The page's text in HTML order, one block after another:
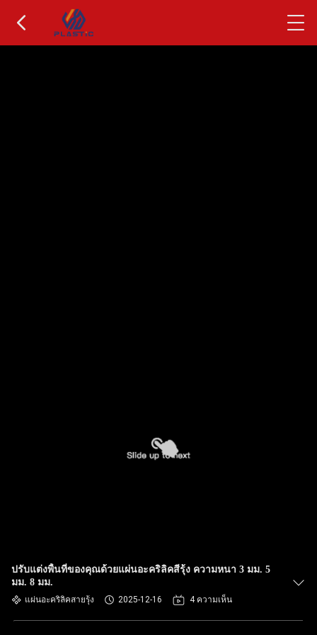
ปรับแต่งพื้นที่ของคุณด้วยแผ่นอะคริลิคสีรุ้ง ความหนา 3 มม. 5
มม. 8 มม.
แผ่นอะคริลิคสายรุ้ง 2025-12-16 4 ความเห็น